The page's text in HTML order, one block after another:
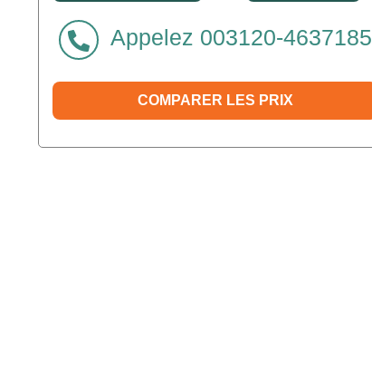
Appelez 003120-4637185
COMPARER LES PRIX